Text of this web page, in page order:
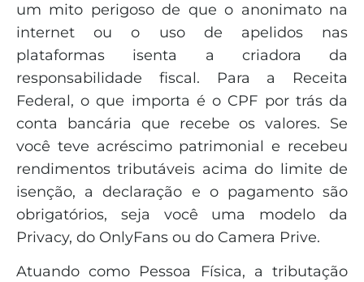
um mito perigoso de que o anonimato na
internet ou o uso de apelidos nas
plataformas isenta a criadora da
responsabilidade fiscal. Para a Receita
Federal, o que importa é o CPF por trás da
conta bancária que recebe os valores. Se
você teve acréscimo patrimonial e recebeu
rendimentos tributáveis acima do limite de
isenção, a declaração e o pagamento são
obrigatórios, seja você uma modelo da
Privacy, do OnlyFans ou do Camera Prive.
Atuando como Pessoa Física, a tributação